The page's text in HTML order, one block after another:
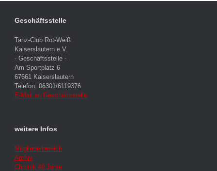
Geschäftsstelle
Tanz-Club Rot-Weiß
Kaiserslautern e.V.
- Geschäftsstelle -
Am Sportplatz 6
67661 Kaiserslautern
Telefon: 06301/6119376
E-Mail an Geschäftsstelle
weitere Infos
Mitgliederbereich
Archiv
Chronik 40 Jahre